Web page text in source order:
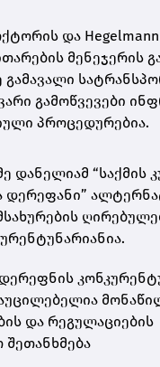
და Hegelmann
მენეჯერის
გამოწვევები
პროცედურებია.
დანელიამ “საქმის
დერეფანი”
და რეგულაციების